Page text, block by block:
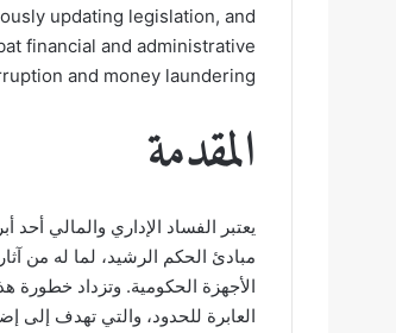
updating legislation, and
financial and administrative
and money laundering.
المقدمة
يعتبر الفساد الإداري والمالي أحد
مبادئ الحكم الرشيد، لما له من
الأجهزة الحكومية. وتزداد خطورة
العابرة للحدود، والتي تهدف إلى